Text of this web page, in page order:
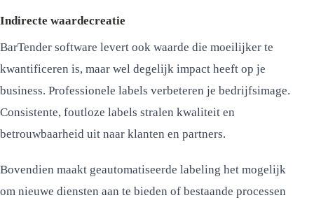
Indirecte waardecreatie
BarTender software levert ook waarde die moeilijker te
kwantificeren is, maar wel degelijk impact heeft op je
business. Professionele labels verbeteren je bedrijfsimage.
Consistente, foutloze labels stralen kwaliteit en
betrouwbaarheid uit naar klanten en partners.
Bovendien maakt geautomatiseerde labeling het mogelijk
om nieuwe diensten aan te bieden of bestaande processen